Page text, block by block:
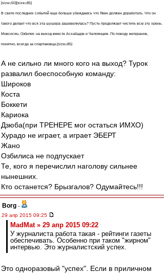
[size=50][size=85]
В свете последних событий еще больше убеждаюсь что Якин должен доработать. Что он
такого делает что вся эта шушера зашевелилась? Пусть продолжает чистить всю эту хрень.
Мовсисян, Озбилис на выход вместе Асхабадзе и Челоянцем. По поводу ветеранов,
понятно, всегда за спартаковца.[size=85]
А не сильно ли много кого на выход? Турок
развалил боеспособную команду:
Широков
Коста
Боккети
Кариока
Дзюба(при ТРЕНЕРЕ мог остаться ИМХО)
Хурадо не играет, а играет ЭБЕРТ
Жано
Озбилиса не подпускает
Те, кого я перечислил наголову сильнее
нынешних.
Кто останется? Брызгалов? Одумайтесь!!!
Borg -
29 апр 2015 09:25
MadMat » 29 апр 2015 09:22
У журналиста работа такая - рейтинги газеты
обеспечивать. Особенно при таком "жирном"
интервью. Это журналистский успех.
Это одноразовый "успех". Если в приличном